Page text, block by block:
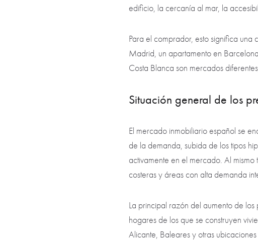
edificio, la cercanía al mar, la
Para el comprador, esto significa una
Madrid, un apartamento en
Costa Blanca son mercados
Situación general de los
El mercado inmobiliario español se
de la demanda, subida de los tipos
activamente en el mercado. Al
costeras y áreas con alta demanda
La principal razón del aumento de
hogares de los que se construyen
Alicante, Baleares y otras